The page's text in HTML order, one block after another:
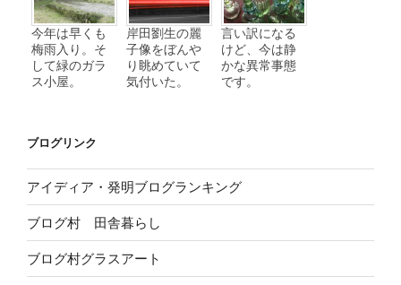
今年は早くも
梅雨入り。そ
して緑のガラ
ス小屋。
岸田劉生の麗
子像をぼんや
り眺めていて
気付いた。
言い訳になる
けど、今は静
かな異常事態
です。
ブログリンク
アイディア・発明ブログランキング
ブログ村 田舎暮らし
ブログ村グラスアート